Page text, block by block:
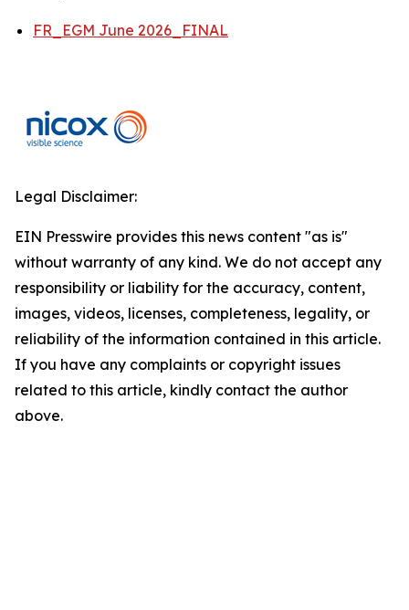
FR_EGM June 2026_FINAL
Legal Disclaimer:
EIN Presswire provides this news content "as is"
without warranty of any kind. We do not accept any
responsibility or liability for the accuracy, content,
images, videos, licenses, completeness, legality, or
reliability of the information contained in this article.
If you have any complaints or copyright issues
related to this article, kindly contact the author
above.